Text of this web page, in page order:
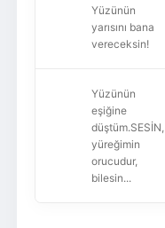
Yüzünün
yarısını bana
vereceksin!
Yüzünün
eşiğine
düştüm.SESİN,
yüreğimin
orucudur,
bilesin...